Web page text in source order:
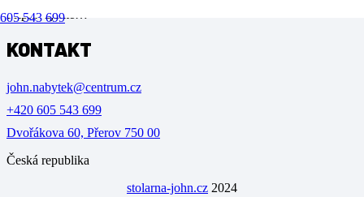
605 543 699
Připravujeme…
KONTAKT
john.nabytek@centrum.cz
+420 605 543 699
Dvořákova 60, Přerov 750 00
Česká republika
stolarna-john.cz 2024